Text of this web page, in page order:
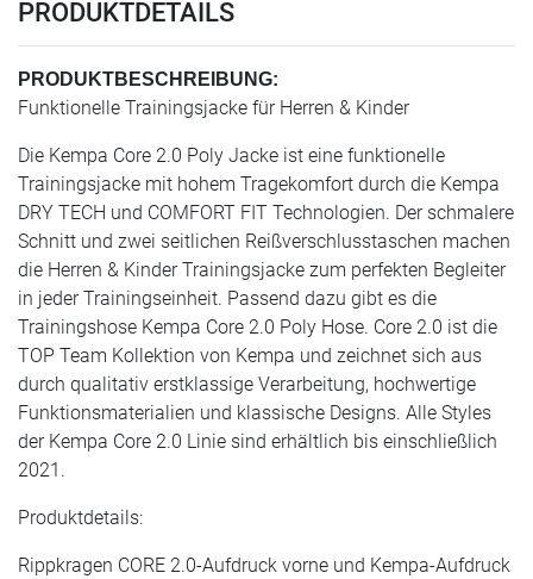
PRODUKTDETAILS
PRODUKTBESCHREIBUNG:
Funktionelle Trainingsjacke für Herren & Kinder
Die Kempa Core 2.0 Poly Jacke ist eine funktionelle
Trainingsjacke mit hohem Tragekomfort durch die Kempa
DRY TECH und COMFORT FIT Technologien. Der schmalere
Schnitt und zwei seitlichen Reißverschlusstaschen machen
die Herren & Kinder Trainingsjacke zum perfekten Begleiter
in jeder Trainingseinheit. Passend dazu gibt es die
Trainingshose Kempa Core 2.0 Poly Hose. Core 2.0 ist die
TOP Team Kollektion von Kempa und zeichnet sich aus
durch qualitativ erstklassige Verarbeitung, hochwertige
Funktionsmaterialien und klassische Designs. Alle Styles
der Kempa Core 2.0 Linie sind erhältlich bis einschließlich
2021.
Produktdetails:
Rippkragen CORE 2.0-Aufdruck vorne und Kempa-Aufdruck